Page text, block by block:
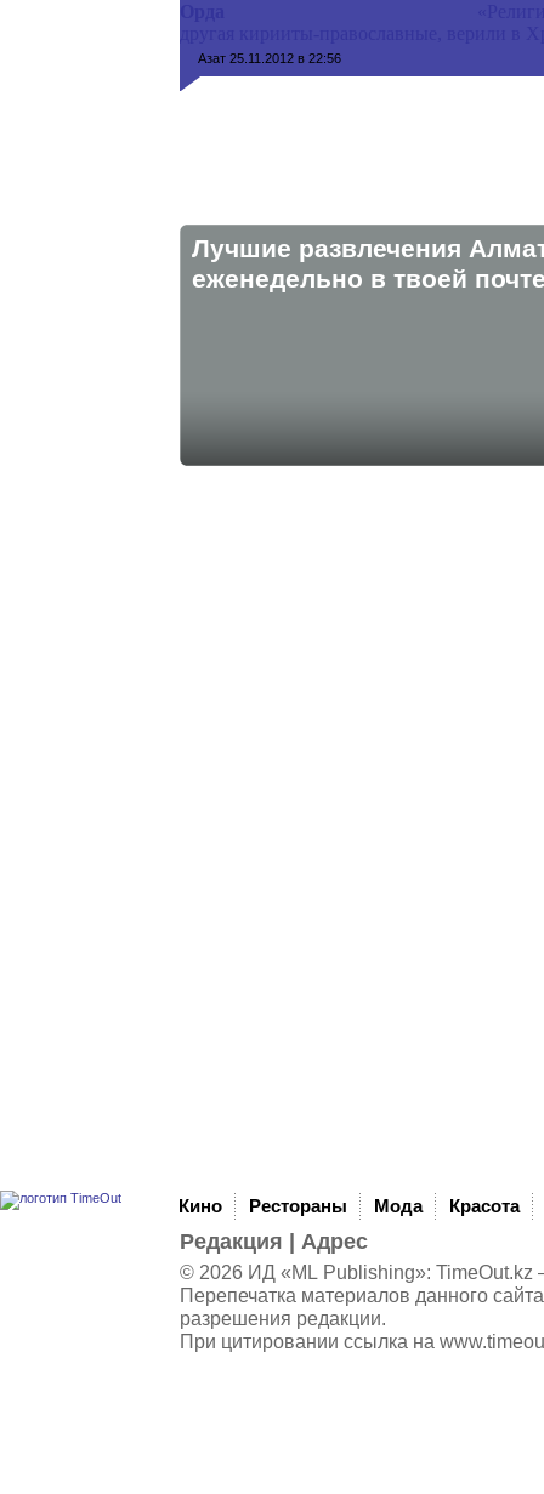
Азат 25.11.2012 в 22:56
Лучшие развлечения
eженедельно в твоей
Кино Рестораны Мода Красота
Редакция Адрес
© 2026 ИД «ML Publishing»: TimeOut.kz
Перепечатка материалов данного
разрешения редакции.
При цитировании ссылка на